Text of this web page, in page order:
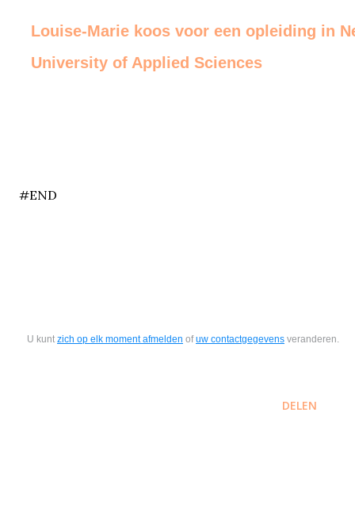
Louise-Marie koos voor een opleiding in
University of Applied Sciences
#END
U kunt zich op elk moment afmelden ofuw contactgegevens veranderen.
DELEN